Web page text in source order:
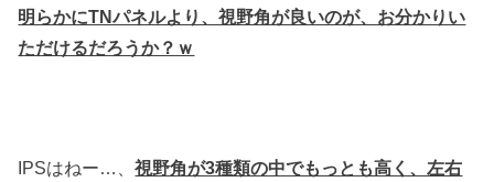
明らかにTNパネルより、視野角が良いのが、お分かりい
ただけるだろうか？ｗ
IPSはねー…、視野角が3種類の中でもっとも高く、左右